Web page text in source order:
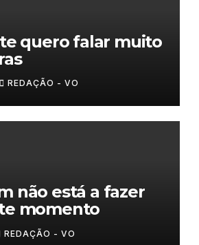
quero falar muito
REDAÇÃO - VO
não está a fazer
momento
REDAÇÃO - VO